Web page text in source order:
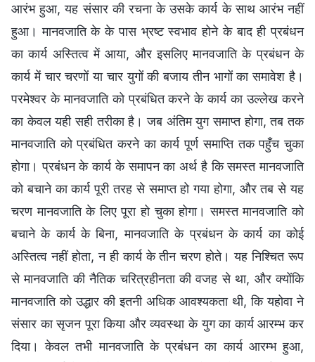
आरंभ हुआ, यह संसार की रचना के उसके कार्य के साथ आरंभ नहीं
हुआ। मानवजाति के के पास भ्रष्ट स्वभाव होने के बाद ही प्रबंधन
का कार्य अस्तित्व में आया, और इसलिए मानवजाति के प्रबंधन के
कार्य में चार चरणों या चार युगों की बजाय तीन भागों का समावेश है।
परमेश्वर के मानवजाति को प्रबंधित करने के कार्य का उल्लेख करने
का केवल यही सही तरीका है। जब अंतिम युग समाप्त होगा, तब तक
मानवजाति को प्रबंधित करने का कार्य पूर्ण समाप्ति तक पहुँच चुका
होगा। प्रबंधन के कार्य के समापन का अर्थ है कि समस्त मानवजाति
को बचाने का कार्य पूरी तरह से समाप्त हो गया होगा, और तब से यह
चरण मानवजाति के लिए पूरा हो चुका होगा। समस्त मानवजाति को
बचाने के कार्य के बिना, मानवजाति के प्रबंधन के कार्य का कोई
अस्तित्व नहीं होता, न ही कार्य के तीन चरण होते। यह निश्चित रूप
से मानवजाति की नैतिक चरित्रहीनता की वजह से था, और क्योंकि
मानवजाति को उद्धार की इतनी अधिक आवश्यकता थी, कि यहोवा ने
संसार का सृजन पूरा किया और व्यवस्था के युग का कार्य आरम्भ कर
दिया। केवल तभी मानवजाति के प्रबंधन का कार्य आरम्भ हुआ,